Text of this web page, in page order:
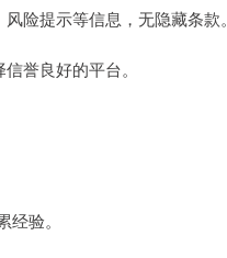
险提示等信息，无隐藏条款。
誉良好的平台。
验。